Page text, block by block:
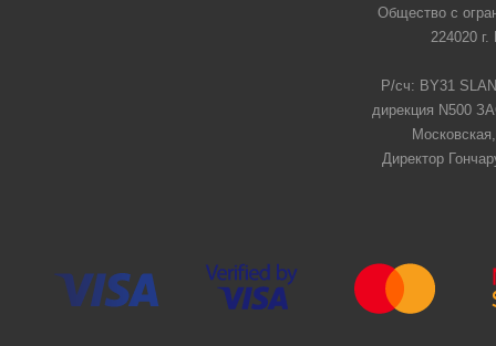
Общество с
224020
Р/сч: BY31
дирекция N500
Директор